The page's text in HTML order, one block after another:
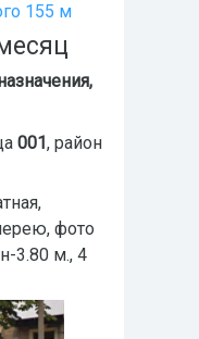
155 м
001, район
фото
3.80 м., 4